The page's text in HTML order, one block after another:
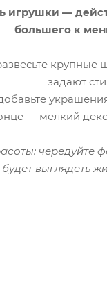
игрушки —
большего к
задают
— мелкий
чередуйте
выглядеть